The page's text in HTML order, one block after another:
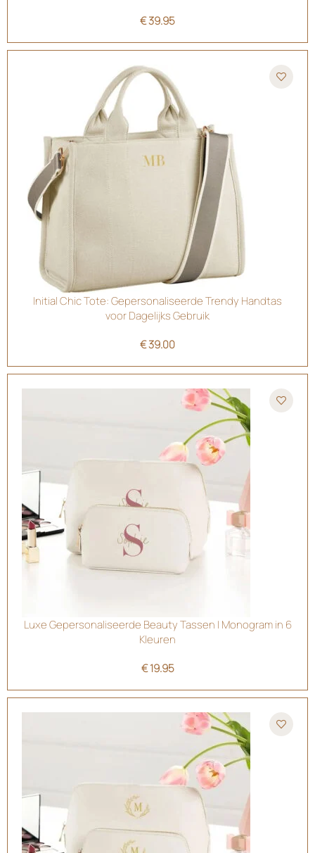
€39.95
Initial Chic Tote: Gepersonaliseerde Trendy Handtas
voor Dagelijks Gebruik
€39.00
Luxe Gepersonaliseerde Beauty Tassen | Monogram in 6
Kleuren
€19.95